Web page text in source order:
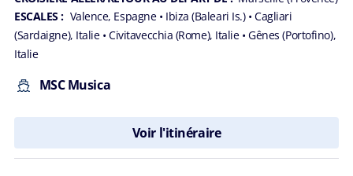
ESCALES : Valence, Espagne • Ibiza (Baleari Is.) • Cagliari
(Sardaigne), Italie • Civitavecchia (Rome), Italie • Gênes (Portofino),
Italie
MSC Musica
Voir l'itinéraire